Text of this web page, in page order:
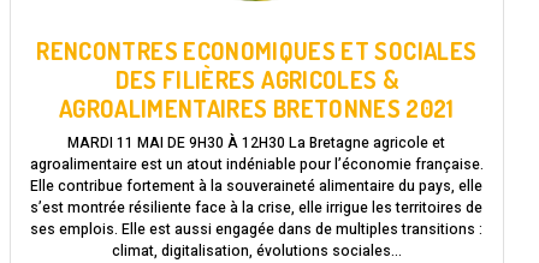
RENCONTRES ECONOMIQUES ET SOCIALES
DES FILIÈRES AGRICOLES &
AGROALIMENTAIRES BRETONNES 2021
MARDI 11 MAI DE 9H30 À 12H30 La Bretagne agricole et
agroalimentaire est un atout indéniable pour l’économie française.
Elle contribue fortement à la souveraineté alimentaire du pays, elle
s’est montrée résiliente face à la crise, elle irrigue les territoires de
ses emplois. Elle est aussi engagée dans de multiples transitions :
climat, digitalisation, évolutions sociales…